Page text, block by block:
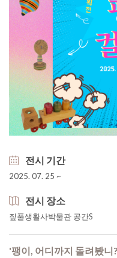
전시 기간
2025. 07. 25 ~
전시 장소
짚풀생활사박물관 공간S
'팽이, 어디까지 돌려봤니